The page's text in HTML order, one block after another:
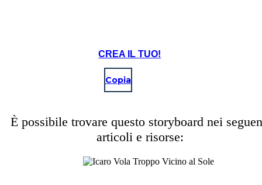
CREA IL TUO!
Copia
È possibile trovare questo storyboard nei
articoli e risorse: